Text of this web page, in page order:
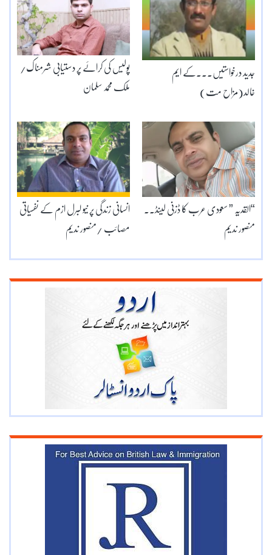
پولیس کی کرائے پر دستیابی شرمناک/
ملک محمد سلمان
جدید درخواستیں۔۔۔کے ایم
خالد(مزاح مت)
انسانی زندگی پر نیو لبرل ازم کے نفسیاتی
مصائب /منصور ندیم
“القدیہ ” سعودی عرب کا ڈزنی لینڈ۔۔
منصور ندیم